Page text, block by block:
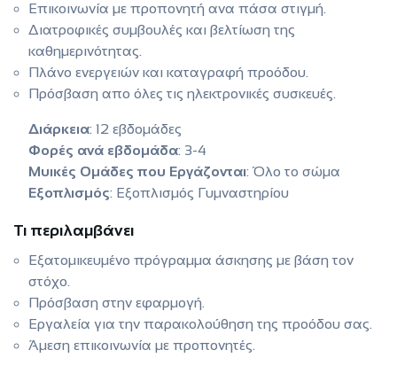
Επικοινωνία με προπονητή ανα πάσα στιγμή.
Διατροφικές συμβουλές και βελτίωση της
καθημερινότητας.
Πλάνο ενεργειών και καταγραφή προόδου.
Πρόσβαση απο όλες τις ηλεκτρονικές συσκευές.
Διάρκεια: 12 εβδομάδες
Φορές ανά εβδομάδα: 3-4
Μυικές Ομάδες που Εργάζονται: Όλο το σώμα
Εξοπλισμός: Εξοπλισμός Γυμναστηρίου
Τι περιλαμβάνει
Εξατομικευμένο πρόγραμμα άσκησης με βάση τον
στόχο.
Πρόσβαση στην εφαρμογή.
Εργαλεία για την παρακολούθηση της προόδου σας.
Άμεση επικοινωνία με προπονητές.